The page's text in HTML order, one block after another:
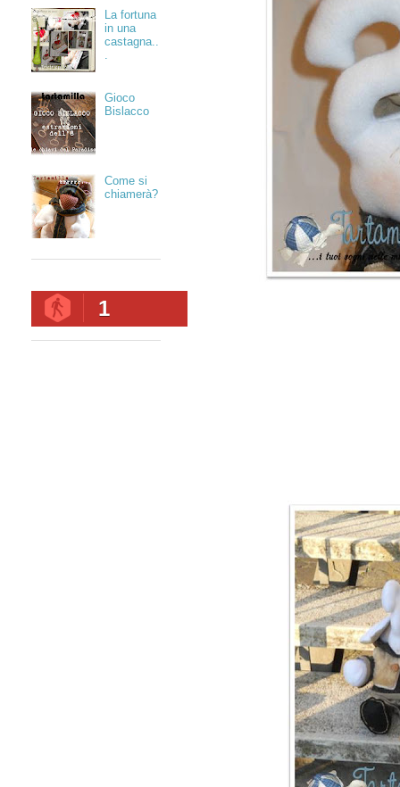
La fortuna
in una
castagna..
.
Gioco
Bislacco
Come si
chiamerà?
1